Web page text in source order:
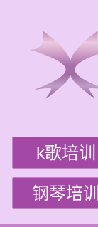
k歌培训
钢琴培训